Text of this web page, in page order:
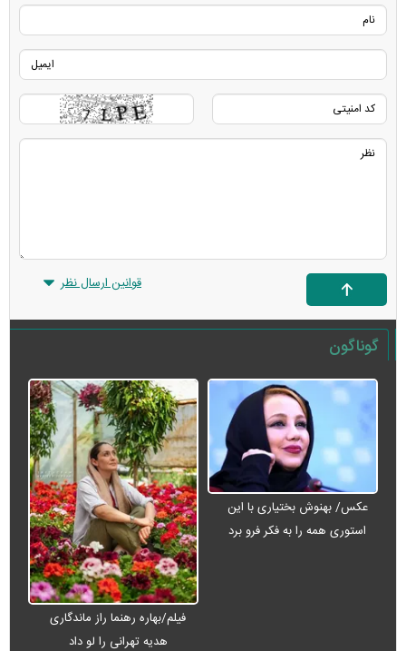
قوانین ارسال نظر
گوناگون
عکس/ بهنوش بختیاری با این
استوری همه را به فکر فرو برد
فیلم/بهاره رهنما راز ماندگاری
هدیه تهرانی را لو داد